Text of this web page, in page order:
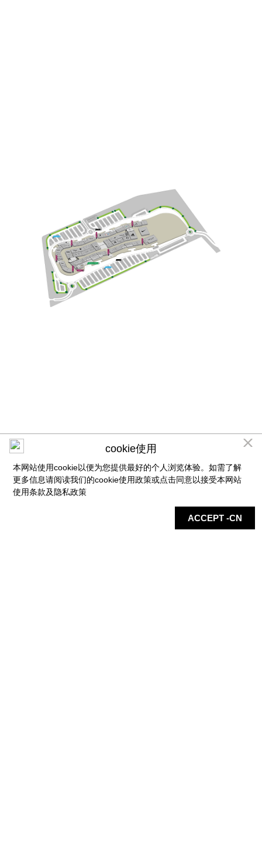
服务
cookie使用
本网站使用cookie以便为您提供最好的个人浏览体验。如需了解
更多信息请阅读我们的cookie使用政策或点击同意以接受本网站
使用条款及 隐私政策
ACCEPT -CN